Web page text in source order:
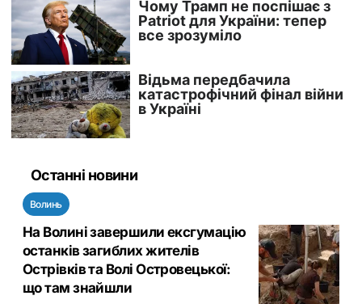
Останні новини
Волинь
На Волині завершили ексгумацію
останків загиблих жителів
Острівків та Волі Островецької:
що там знайшли